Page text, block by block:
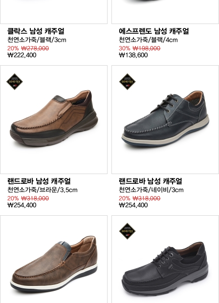
클락스 남성 캐주얼
천연소가죽/블랙/3cm
20% ₩278,000
₩222,400
에스프렌도 남성 캐주얼
천연소가죽/블랙/4cm
30%₩198,000
₩138,600
랜드로바 남성 캐주얼
천연소가죽/브라운/3.5cm
20% ₩318,000
₩254,400
랜드로바 남성 캐주얼
천연소가죽/네이비/3cm
20%₩318,000
₩254,400